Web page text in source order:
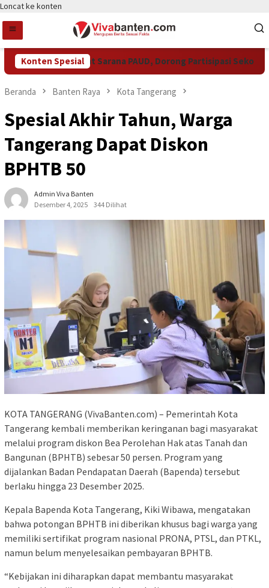
Loncat ke konten
Konten Spesial
Tangsel Perkuat Sarana PAUD, Dorong Partisipasi Sekolah
Beranda Banten Raya Kota Tangerang
Spesial Akhir Tahun, Warga
Tangerang Dapat Diskon
BPHTB 50
Admin Viva Banten
Desember 4, 2025
344 Dilihat
KOTA TANGERANG (VivaBanten.com) – Pemerintah Kota
Tangerang kembali memberikan keringanan bagi masyarakat
melalui program diskon Bea Perolehan Hak atas Tanah dan
Bangunan (BPHTB) sebesar 50 persen. Program yang
dijalankan Badan Pendapatan Daerah (Bapenda) tersebut
berlaku hingga 23 Desember 2025.
Kepala Bapenda Kota Tangerang, Kiki Wibawa, mengatakan
bahwa potongan BPHTB ini diberikan khusus bagi warga yang
memiliki sertifikat program nasional PRONA, PTSL, dan PTKL,
namun belum menyelesaikan pembayaran BPHTB.
“Kebijakan ini diharapkan dapat membantu masyarakat